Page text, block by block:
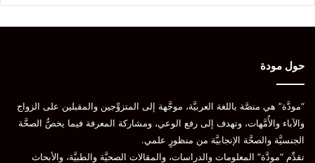
حول مودة
“مودَّة” هي منصَّة باللغة العربيَّة، موجَّهة إلى المتزوِّجين والمقبلين على الزواج
والآباء والأُمَّهات، وتهدف إلى رفع الوعي، ومشاركة المعرفة فيما يخصُّ الصحَّة
الجنسيَّة والصحَّة الإنجابيَّة من منظورٍ علمي.
تقدِّم “مودَّة” المعلومات والدراسات، والمقالات الصحيَّة والطبيَّة، والأبحاث